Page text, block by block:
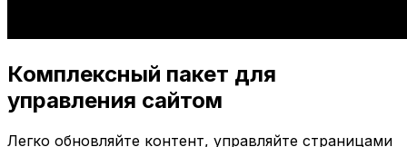
Комплексный пакет для
управления сайтом
Легко обновляйте контент, управляйте страницами